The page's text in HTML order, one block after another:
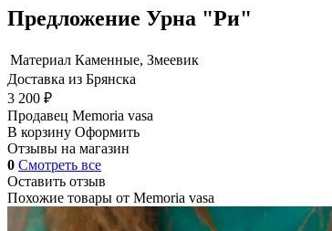
Предложение Урна "Ри"
Материал Каменные, Змеевик
Доставка из Брянска
3 200 ₽
Продавец Memoria vasa
В корзину Оформить
Отзывы на магазин
0 Смотреть все
Оставить отзыв
Похожие товары от Memoria vasa